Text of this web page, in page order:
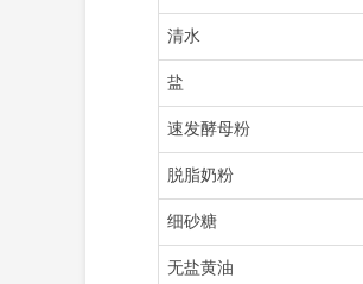
清水
盐
速发酵母粉
脱脂奶粉
细砂糖
无盐黄油